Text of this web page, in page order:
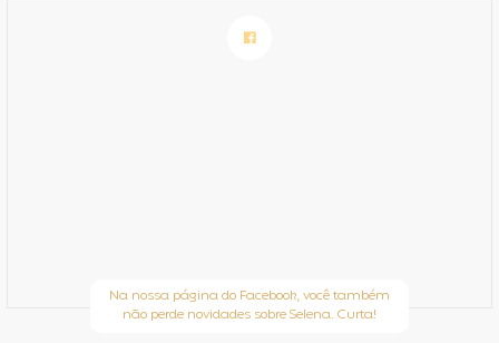
Na nossa página do Facebook, você também
não perde novidades sobre Selena. Curta!